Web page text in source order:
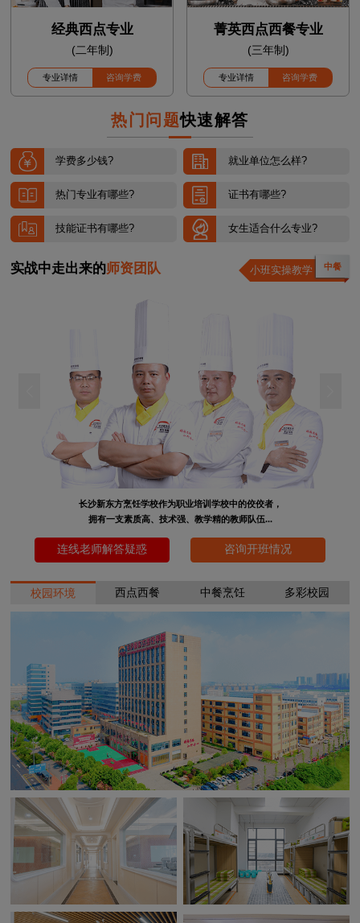
经典西点专业
(二年制)
专业详情 咨询学费
菁英西点西餐专业
(三年制)
专业详情 咨询学费
热门问题快速解答
学费多少钱? 就业单位怎么样?
热门专业有哪些? 证书有哪些?
技能证书有哪些? 女生适合什么专业?
实战中走出来的师资团队 小班实操教学 西点
长沙新东方烹饪学校作为职业培训学校中的佼佼者，
拥有一支素质高、技术强、教学精的教师队伍...
连线老师解答疑惑 咨询开班情况
校园环境 西点西餐 中餐烹饪 多彩校园